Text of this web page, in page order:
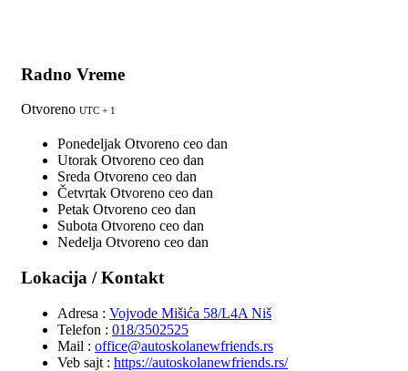
Radno Vreme
Otvoreno UTC + 1
Ponedeljak Otvoreno ceo dan
Utorak Otvoreno ceo dan
Sreda Otvoreno ceo dan
Četvrtak Otvoreno ceo dan
Petak Otvoreno ceo dan
Subota Otvoreno ceo dan
Nedelja Otvoreno ceo dan
Lokacija / Kontakt
Adresa : Vojvode Mišića 58/L4A Niš
Telefon : 018/3502525
Mail : office@autoskolanewfriends.rs
Veb sajt : https://autoskolanewfriends.rs/